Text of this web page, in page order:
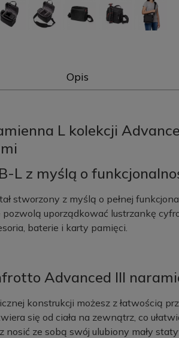
Opis
L kolekcji
L z myślą o
stworzony z myślą o pełnej
pozwolą uporządkować lustrzankę
baterie i karty pamięci.
Advanced III
konstrukcji możesz z łatwością
się od ciała na zewnątrz, co
nosić ze sobą swój ulubiony mały